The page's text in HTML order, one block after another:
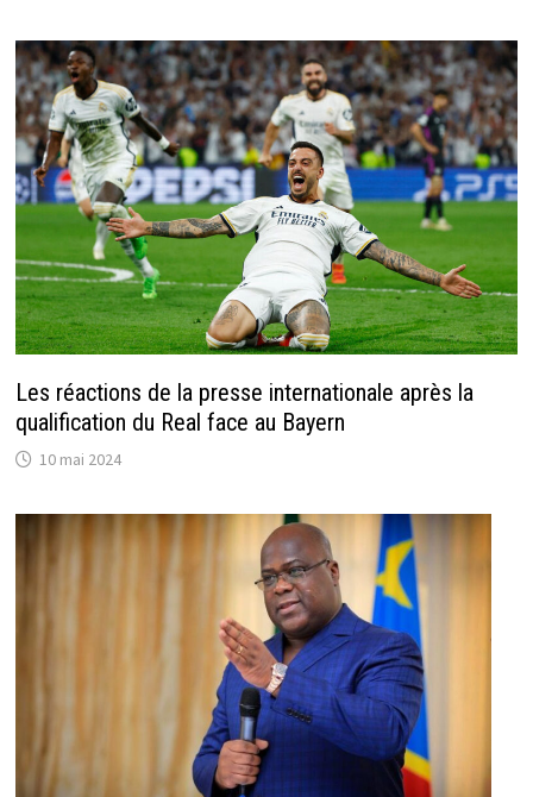
Les réactions de la presse internationale après la
qualification du Real face au Bayern
10 mai 2024